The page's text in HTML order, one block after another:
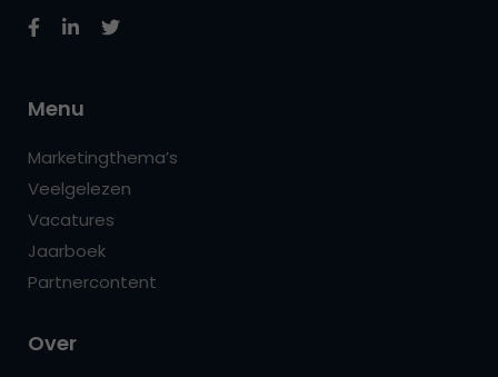
Menu
Marketingthema’s
Veelgelezen
Vacatures
Jaarboek
Partnercontent
Over